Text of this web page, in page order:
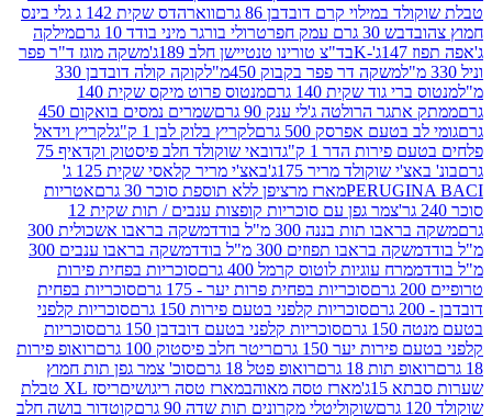
קרם דובדבן 86 גרם
ווארהדס שקית 142 ג גלי בינס
דבש 30 גרם עמק חפר
טרולי בורגר מיני בודד 10 גרם
מילקה
בד"צ טורינו טנטיישן חלב 189ג'
משקה מוגז ד"ר פפר
משקה דר פפר בקבוק 450מ"ל
קוקה קולה דובדבן 330
גוד שקית 140 גרם
מנטוס פרוט מיקס שקית 140
הרולטה ג'לי ענק 90 גרם
שמרים נמסים בואקום 450
אפרסק 500 גרם
לקריץ בלוק לבן 1 ק"ג
לקריץ וידאל
הדר 1 ק"ג
דובאי שוקולד חלב פיסטוק וקדאיף 75
שוקולד מריר 175ג'
באצ'י מריר קלאסי שקית 125 ג'
מארז מרציפן ללא תוספת סוכר 30 גרם
אטריות
צמר גפן עם סוכריות קופצות ענבים / תות שקית 12
תות בננה 300 מ"ל בודד
משקה בראבו אשכולית 300
בראבו תפוזים 300 מ"ל בודד
משקה בראבו ענבים 300
עוגיות לוטוס קרמל 400 גרם
סוכריות בפחית פירות
סוכריות בפחית פרות יער - 175 גרם
סוכריות בפחית
סוכריות קלפני בטעם פירות 150 גרם
סוכריות קלפני
סוכריות קלפני בטעם דובדבן 150 גרם
סוכריות
יער 150 גרם
ריטר חלב פיסטוק 100 גרם
רואופ פירות
תות 18 גרם
רואופ פטל 18 גרם
סוכ' צמר גפן תות חמוץ
מארז טסה מאוהב מארז טסה ריגושים
ריסז XL טבלת
שוקוליטלי מקרונים תות שדה 90 גרם
קוטדור בושה חלב